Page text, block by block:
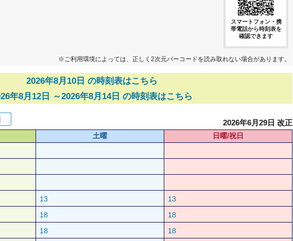
スマートフォン・携
帯電話から時刻表を
確認できます
※ご利用環境によっては、正しく2次元バーコードを読み取れない場合があります。
2026年8月10日 の時刻表はこちら
年8月12日 ～2026年8月14日 の時刻表はこちら
2026年6月29日 改正
土曜
日曜/祝日
13
13
18
18
18
18